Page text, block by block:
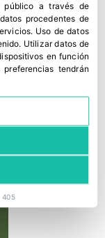
afectadas esta
público a través de
procedentes de
. Uso de datos
. Utilizar datos de
en función
preferencias tendrán
405